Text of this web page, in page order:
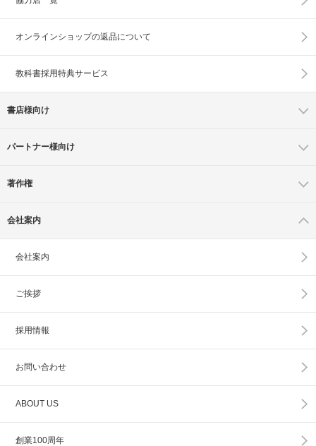
オンラインショップの返品について
教科書採用特典サービス
書店様向け
パートナー様向け
著作権
会社案内
会社案内
ご挨拶
採用情報
お問い合わせ
ABOUT US
創業100周年